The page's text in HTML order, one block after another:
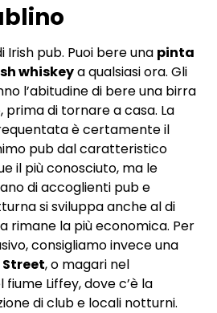
Irish pub. Puoi bere una pinta
whiskeya qualsiasi ora. Gli
l’abitudine di bere una birra
prima di tornare a casa. La
è certamente il
pub dal caratteristico
il più conosciuto, ma le
di accoglienti pub e
si sviluppa anche al di
rimane la più economica. Per
consigliamo invece una
Street, o magari nel
fiume Liffey, dove c’è la
di club e locali notturni.